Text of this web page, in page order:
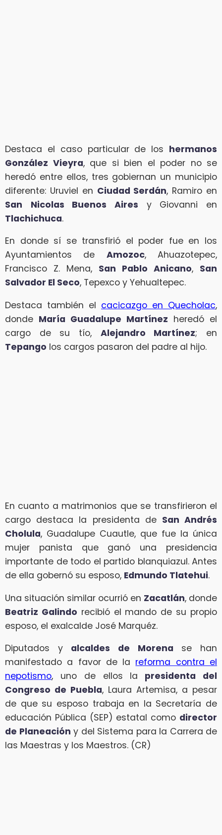
Destaca el caso particular de los hermanos
González Vieyra, que si bien el poder no se
heredó entre ellos, tres gobiernan un municipio
diferente: Uruviel en Ciudad Serdán, Ramiro en
San
Nicolas Buenos Aires y Giovanni en
Tlachichuca.
En donde sí se transfirió el poder fue en los
Ayuntamientos de Amozoc, Ahuazotepec,
Francisco Z. Mena, San Pablo Anicano, San
Salvador El Seco, Tepexco y Yehualtepec.
Destaca también el cacicazgo en Quecholac,
donde María Guadalupe Martínez heredó el
cargo de su tío, Alejandro Martínez; en
Tepango los cargos pasaron del padre al hijo.
En cuanto a matrimonios que se transfirieron el
cargo destaca la presidenta de San Andrés
Cholula, Guadalupe Cuautle, que fue la única
mujer panista que ganó una presidencia
importante de todo el partido blanquiazul. Antes
de ella gobernó su esposo, Edmundo Tlatehui.
Una situación similar ocurrió en Zacatlán, donde
Beatriz Galindo recibió el mando de su propio
esposo, el exalcalde José Marquéz.
Diputados y alcaldes de Morena se han
manifestado a favor de la reforma contra el
nepotismo, uno de ellos la presidenta del
Congreso de Puebla, Laura Artemisa, a pesar
de que su esposo trabaja en la Secretaría de
educación Pública (SEP) estatal como director
de Planeación y del Sistema para la Carrera de
las Maestras y los Maestros. (CR)